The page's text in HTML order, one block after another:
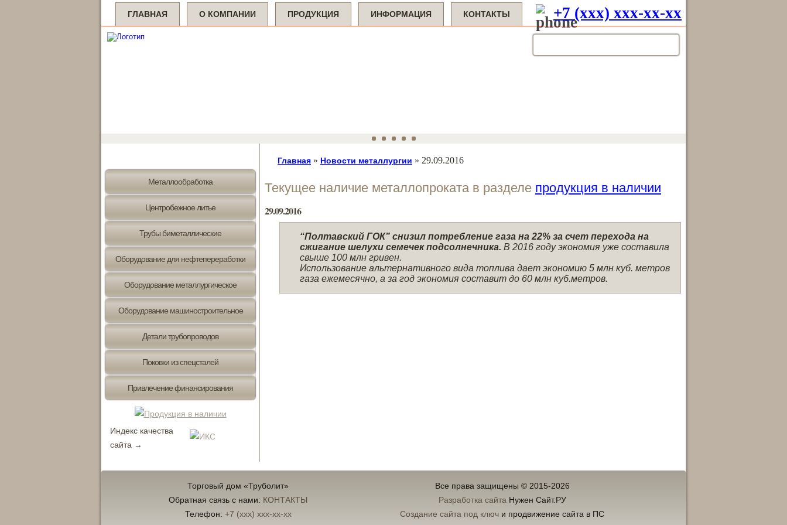
ГЛАВНАЯ О КОМПАНИИ ПРОДУКЦИЯ ИНФОРМАЦИЯ КОНТАКТЫ +7 (xxx) xxx-xx-xx
Металлообработка
Центробежное литье
Трубы биметаллические
Оборудование для нефтепереработки
Оборудование металлургическое
Оборудование машиностроительное
Детали трубопроводов
Поковки из спецсталей
Привлечение финансирования
Индекс качества
сайта →
Главная » Новости металлургии » 29.09.2016
Текущее наличие металлопроката в разделе продукция в наличии
29.09.2016
“Полтавский ГОК” снизил потребление газа на 22% за счет перехода на
сжигание шелухи семечек подсолнечника. В 2016 году экономия уже составила
свыше 100 млн гривен.
Использование альтернативного вида топлива дает экономию 5 млн куб. метров
газа ежемесячно, а за год экономия составит до 60 млн куб.метров.
Торговый дом «Труболит»
Обратная связь с нами: КОНТАКТЫ
Телефон: +7 (xxx) xxx-xx-xx
Все права защищены © 2015-2026
Разработка сайта Нужен Сайт.РУ
Создание сайта под ключ и продвижение сайта в ПС